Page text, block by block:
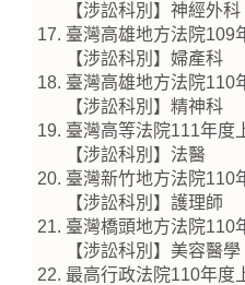
【涉訟科別】神經外科
臺灣高雄地方法院109
【涉訟科別】婦產科
臺灣高雄地方法院110
【涉訟科別】精神科
臺灣高等法院111年度
【涉訟科別】法醫
臺灣新竹地方法院110
【涉訟科別】護理師
臺灣橋頭地方法院110
【涉訟科別】美容醫學
最高行政法院110年度